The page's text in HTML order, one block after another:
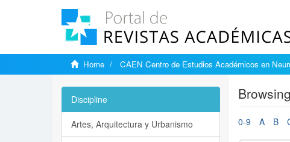
Home CAEN Centro de Estudios Académicos en
0-9 A B
Discipline
Artes, Arquitectura y Urbanismo